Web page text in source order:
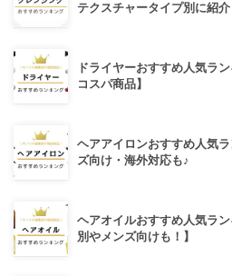
テクスチャータイプ別に紹介
ドライヤーおすすめ人気ラ
コスパ商品】
ヘアアイロンおすすめ人気
ズ向け・海外対応も♪
ヘアオイルおすすめ人気ラ
別やメンズ向けも！】